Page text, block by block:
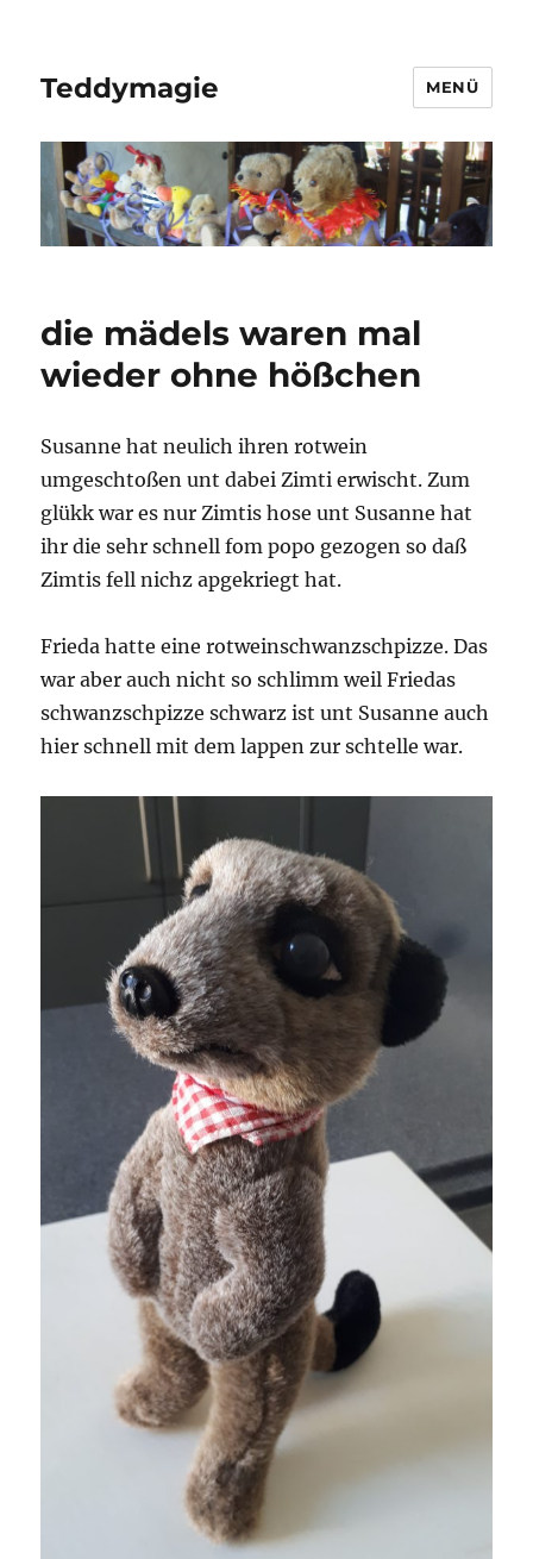
Teddymagie MENÜ
die mädels waren mal
wieder ohne hößchen
Susanne hat neulich ihren rotwein
umgeschtoßen unt dabei Zimti erwischt. Zum
glükk war es nur Zimtis hose unt Susanne hat
ihr die sehr schnell fom popo gezogen so daß
Zimtis fell nichz apgekriegt hat.
Frieda hatte eine rotweinschwanzschpizze. Das
war aber auch nicht so schlimm weil Friedas
schwanzschpizze schwarz ist unt Susanne auch
hier schnell mit dem lappen zur schtelle war.